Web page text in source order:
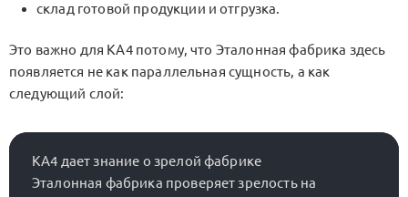
склад готовой продукции и отгрузка.
Это важно для KA4потому, что Эталонная фабрика здесь
появляется не как параллельная сущность, а как
следующий слой:
KA4 дает знание о зрелой фабрике
Эталонная фабрика проверяет зрелость на